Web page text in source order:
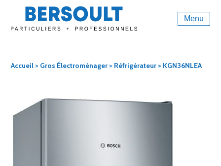
Menu
Accueil > Gros Électroménager > Réfrigérateur > KGN36NLEA